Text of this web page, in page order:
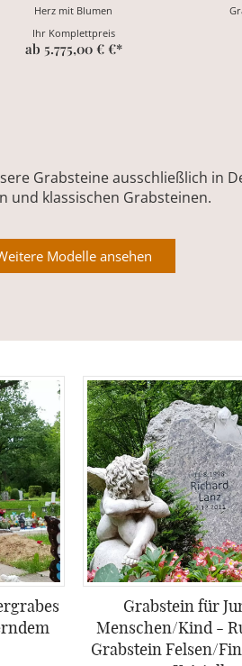
Herz mit Blumen
Ihr Komplettpreis
ab 5.775,00 € €*
Grabsteine ausschließlich in
und klassischen Grabsteinen.
Modelle ansehen
Grabstein für
Menschen/Kind -
Grabstein Felsen/